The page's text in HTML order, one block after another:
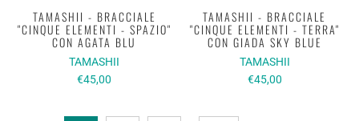
TAMASHII - BRACCIALE
"CINQUE ELEMENTI - SPAZIO"
CON AGATA BLU
TAMASHII
€45,00
TAMASHII - BRACCIALE
"CINQUE ELEMENTI - TERRA"
CON GIADA SKY BLUE
TAMASHII
€45,00